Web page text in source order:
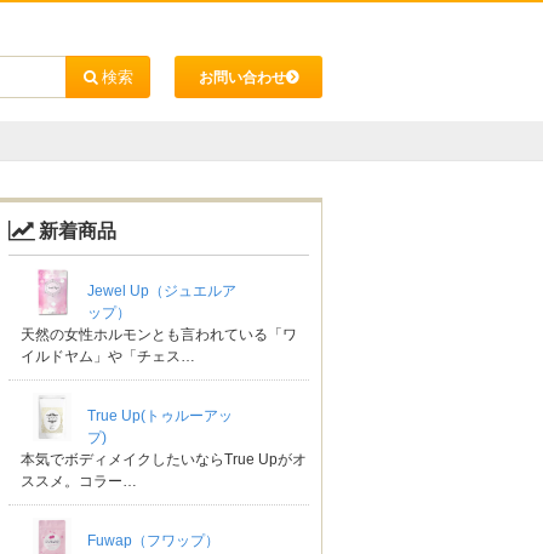
お問い合わせ
新着商品
Jewel Up（ジュエルア
ップ）
天然の女性ホルモンとも言われている「ワ
イルドヤム」や「チェス…
True Up(トゥルーアッ
プ)
本気でボディメイクしたいならTrue Upがオ
ススメ。コラー…
Fuwap（フワップ）